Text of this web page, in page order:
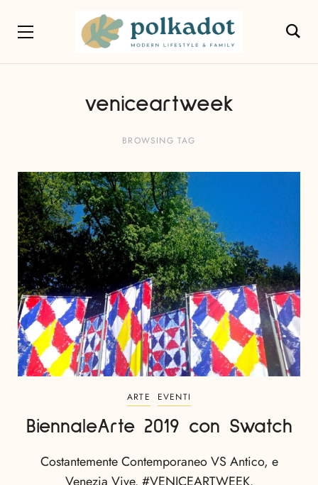
veniceartweek
BROWSING TAG
ARTE EVENTI
BiennaleArte 2019 con Swatch
Costantemente Contemporaneo VS Antico, e